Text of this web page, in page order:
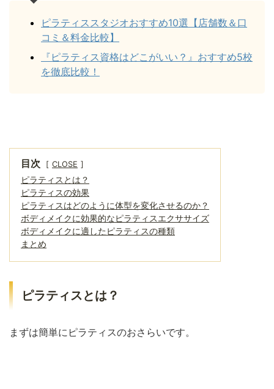
ピラティススタジオおすすめ10選【店舗数＆口
コミ＆料金比較】
『ピラティス資格はどこがいい？』おすすめ5校
を徹底比較！
目次 CLOSE
ピラティスとは？
ピラティスの効果
ピラティスはどのように体型を変化させるのか？
ボディメイクに効果的なピラティスエクササイズ
ボディメイクに適したピラティスの種類
まとめ
ピラティスとは？
まずは簡単にピラティスのおさらいです。